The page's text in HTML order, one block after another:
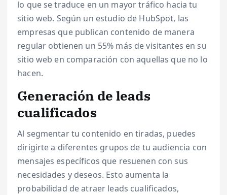
lo que se traduce en un mayor tráfico hacia tu
sitio web. Según un estudio de HubSpot, las
empresas que publican contenido de manera
regular obtienen un 55% más de visitantes en su
sitio web en comparación con aquellas que no lo
hacen.
Generación de leads
cualificados
Al segmentar tu contenido en tiradas, puedes
dirigirte a diferentes grupos de tu audiencia con
mensajes específicos que resuenen con sus
necesidades y deseos. Esto aumenta la
probabilidad de atraer leads cualificados,